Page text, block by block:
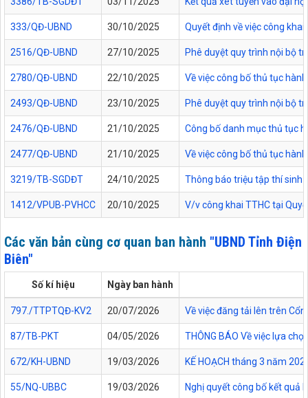
333/QĐ-UBND 30/10/2025 Quyết định về việc công
2516/QĐ-UBND 27/10/2025 Phê duyệt quy trình nội bộ
2780/QĐ-UBND 22/10/2025 Về việc công bố thủ tục
2493/QĐ-UBND 23/10/2025 Phê duyệt quy trình nội bộ
2476/QĐ-UBND 21/10/2025 Công bố danh mục thủ tục
2477/QĐ-UBND 21/10/2025 Về việc công bố thủ tục
3219/TB-SGDĐT 24/10/2025 Thông báo triệu tập thí sinh
1412/VPUB-PVHCC 20/10/2025 V/v công khai TTHC tại
Các văn bản cùng cơ quan ban hành "UBND Tỉnh Điện
Biên"
Số kí hiệu Ngày ban hành
797./TTPTQĐ-KV2 20/07/2026 Về việc đăng tải lên trên
87/TB-PKT 04/05/2026 THÔNG BÁO Về việc lựa
672/KH-UBND 19/03/2026 KẾ HOẠCH tháng 3 năm
55/NQ-UBBC 19/03/2026 Nghị quyết công bố kết quả